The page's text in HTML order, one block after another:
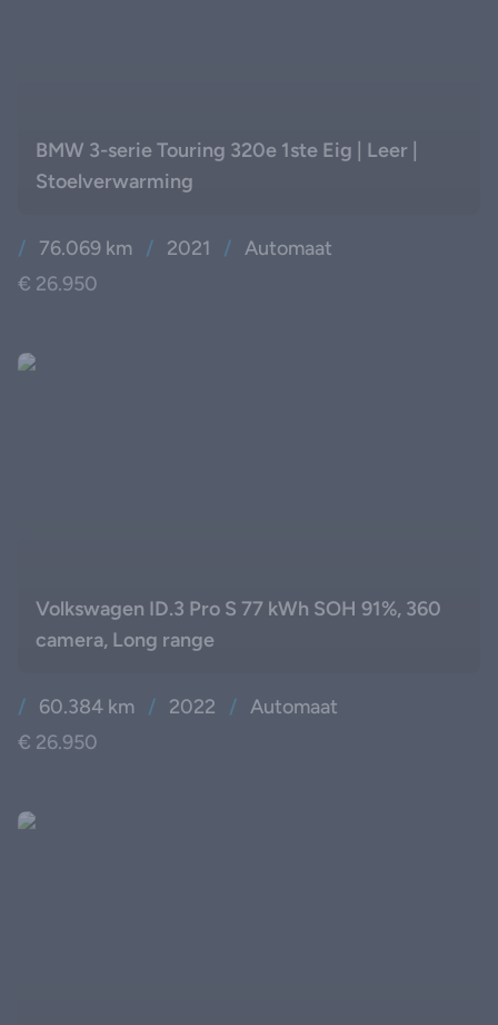
/ 76.069 km / 2021 / Automaat
€ 26.950
BMW 3-serie Touring 320e 1ste Eig | Leer |
Stoelverwarming
/ 60.384 km / 2022 / Automaat
€ 26.950
Volkswagen ID.3 Pro S 77 kWh SOH 91%, 360
camera, Long range